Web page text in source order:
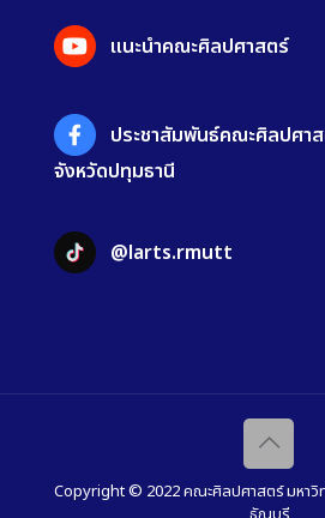
แนะนำคณะศิลปศาสตร์
ประชาสัมพันธ์คณะศิลปศา
จังหวัดปทุมธานี
@larts.rmutt
Copyright © 2022 คณะศิลปศาสตร์ มหาวิ